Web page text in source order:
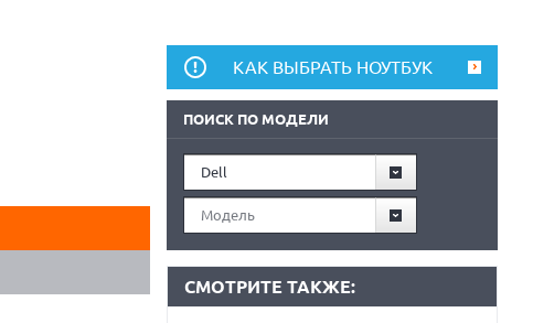
КАК ВЫБРАТЬ НОУТБУК
ПОИСК ПО МОДЕЛИ
Dell
Модель
СМОТРИТЕ ТАКЖЕ: